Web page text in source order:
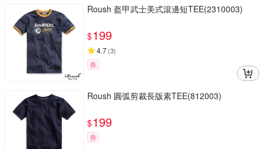
Roush 盔甲武士美式滾邊短TEE(2310003)
$199
4.7(3)
券
Roush 圓弧剪裁長版素TEE(812003)
$199
券